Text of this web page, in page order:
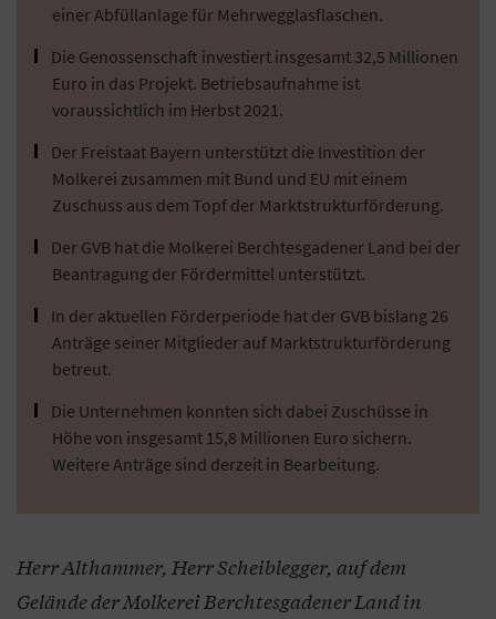
einer Abfüllanlage für Mehrwegglasflaschen.
Die Genossenschaft investiert insgesamt 32,5 Millionen
Euro in das Projekt. Betriebsaufnahme ist
voraussichtlich im Herbst 2021.
Der Freistaat Bayern unterstützt die Investition der
Molkerei zusammen mit Bund und EU mit einem
Zuschuss aus dem Topf der Marktstrukturförderung.
Der GVB hat die Molkerei Berchtesgadener Land bei der
Beantragung der Fördermittel unterstützt.
In der aktuellen Förderperiode hat der GVB bislang 26
Anträge seiner Mitglieder auf Marktstrukturförderung
betreut.
Die Unternehmen konnten sich dabei Zuschüsse in
Höhe von insgesamt 15,8 Millionen Euro sichern.
Weitere Anträge sind derzeit in Bearbeitung.
Herr Althammer, Herr Scheiblegger, auf dem
Gelände der Molkerei Berchtesgadener Land in